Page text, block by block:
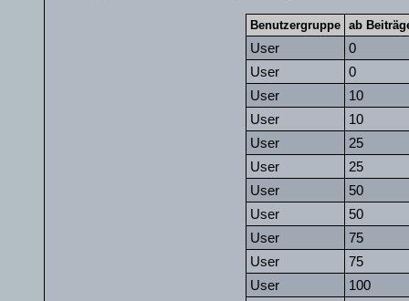
Benutzergruppe ab
User
0
User
0
User
10
User
10
User
25
User
25
User
50
User
50
User
75
User
75
User
100